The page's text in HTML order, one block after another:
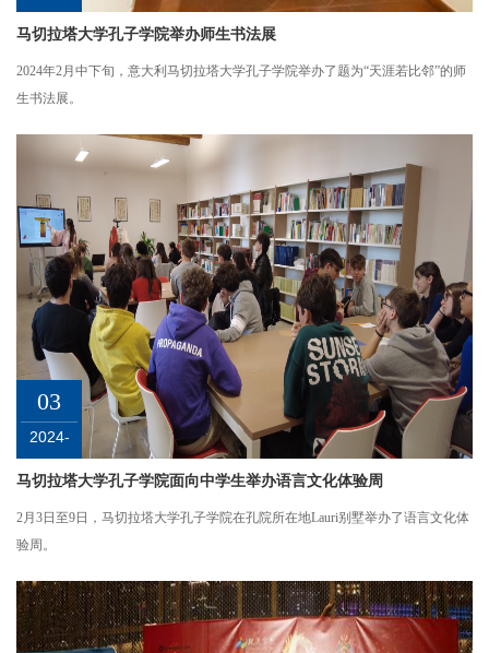
马切拉塔大学孔子学院举办师生书法展
2024年2月中下旬，意大利马切拉塔大学孔子学院举办了题为“天涯若比邻”的师
生书法展。
03
2024-
马切拉塔大学孔子学院面向中学生举办语言文化体验周
2月3日至9日，马切拉塔大学孔子学院在孔院所在地Lauri别墅举办了语言文化体
验周。